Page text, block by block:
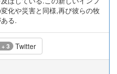
化や災害と同様,再び彼らの牧
る.
+ 3 Twitter